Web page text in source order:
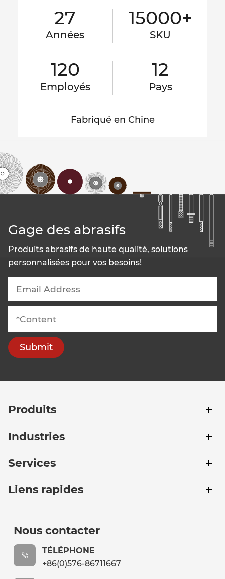
27
Années
15000+
SKU
120
Employés
12
Pays
Fabriqué en Chine
Gage des abrasifs
Produits abrasifs de haute qualité, solutions
personnalisées pour vos besoins!
Submit
Produits
Industries
Services
Liens rapides
Nous contacter
TÉLÉPHONE
+86(0)576-86711667